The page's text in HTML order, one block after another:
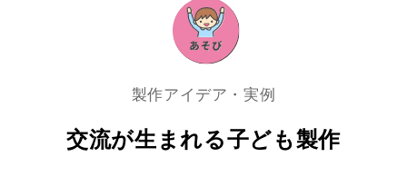
製作アイデア・実例
交流が生まれる子ども製作